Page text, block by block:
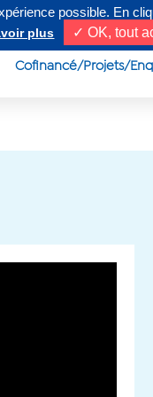
nous sur
Cofinancé/Projets/
possible. En
plus ✓ OK, tout